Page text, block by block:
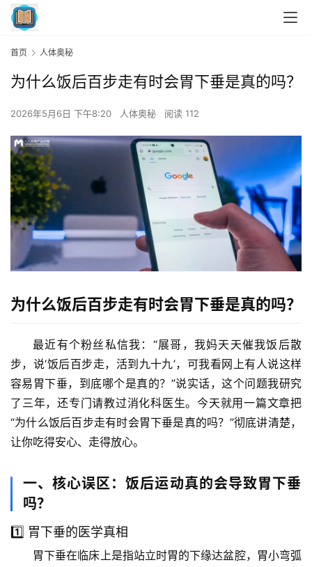
首页 人体奥秘
为什么饭后百步走有时会胃下垂是真的吗？
2026年5月6日 下午8:20 人体奥秘 阅读 112
为什么饭后百步走有时会胃下垂是真的吗？
最近有个粉丝私信我：“展哥，我妈天天催我饭后散
步，说‘饭后百步走，活到九十九’，可我看网上有人说这样
容易胃下垂，到底哪个是真的？”说实话，这个问题我研究
了三年，还专门请教过消化科医生。今天就用一篇文章把
“为什么饭后百步走有时会胃下垂是真的吗？”彻底讲清楚，
让你吃得安心、走得放心。
一、核心误区：饭后运动真的会导致胃下垂
吗？
1️⃣ 胃下垂的医学真相
胃下垂在临床上是指站立时胃的下缘达盆腔，胃小弯弧